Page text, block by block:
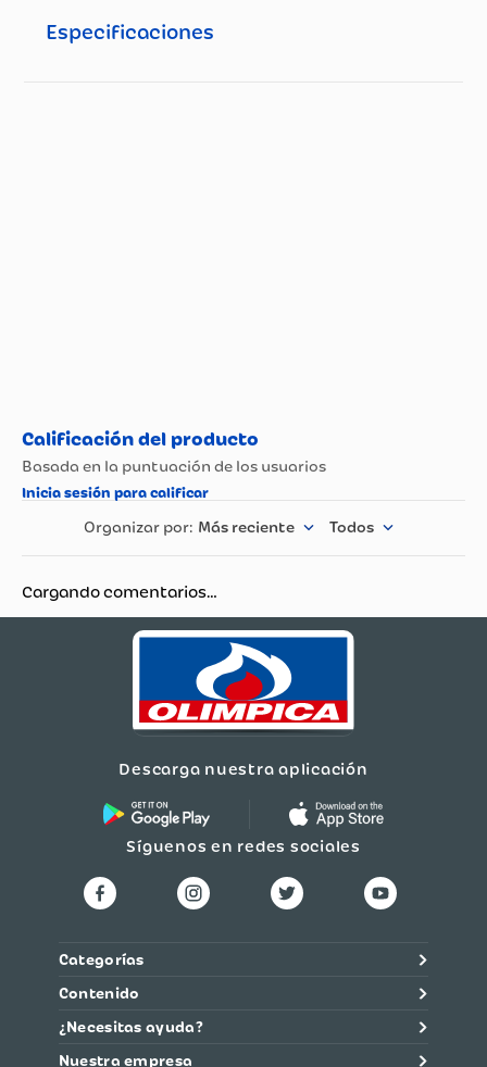
Especificaciones
Más reciente Todos
Cargando comentarios…
Descarga nuestra aplicación
Síguenos en redes sociales
Categorías
Contenido
¿Necesitas ayuda?
Nuestra empresa